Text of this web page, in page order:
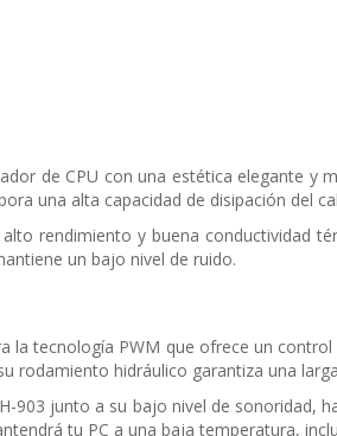
de CPU con una estética elegante y
una alta capacidad de disipación del
rendimiento y buena conductividad
un bajo nivel de ruido.
la tecnología PWM que ofrece un
rodamiento hidráulico garantiza una
903 junto a su bajo nivel de sonoridad,
tu PC a una baja temperatura,